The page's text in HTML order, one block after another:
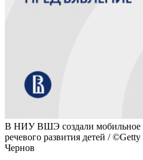
В НИУ ВШЭ создали мобильное
речевого развития детей /
Чернов